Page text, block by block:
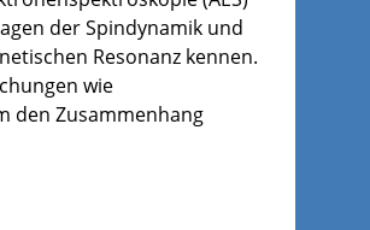
der Spindynamik und
Resonanz kennen.
wie
den Zusammenhang